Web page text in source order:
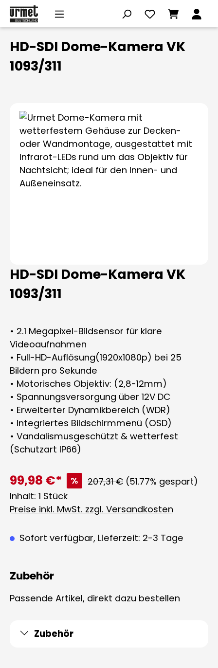
Zum Hauptinhalt springen
HD-SDI Dome-Kamera VK
1093/311
Bildergalerie überspringen
HD-SDI Dome-Kamera VK
1093/311
• 2.1 Megapixel-Bildsensor für klare
Videoaufnahmen
• Full-HD-Auflösung(1920x1080p) bei 25
Bildern pro Sekunde
• Motorisches Objektiv: (2,8-12mm)
• Spannungsversorgung über 12V DC
• Erweiterter Dynamikbereich (WDR)
• Integriertes Bildschirmmenü (OSD)
• Vandalismusgeschützt & wetterfest
(Schutzart IP66)
99,98 €* % Regulärer Preis:
207,31 € (51.77% gespart)
Inhalt: 1 Stück
Preise inkl. MwSt. zzgl. Versandkosten
Sofort verfügbar, Lieferzeit: 2-3 Tage
Zubehör
Passende Artikel, direkt dazu bestellen
Zubehör